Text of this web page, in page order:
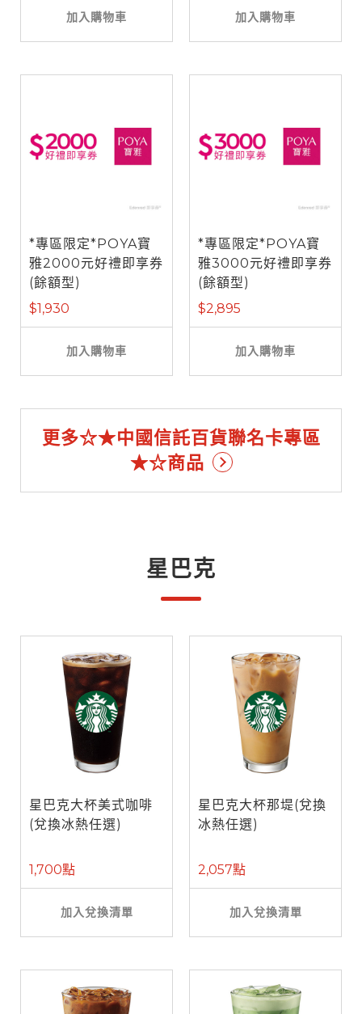
加入購物車 加入購物車
*專區限定*POYA寶
雅2000元好禮即享券
(餘額型)
$1,930
加入購物車
*專區限定*POYA寶
雅3000元好禮即享券
(餘額型)
$2,895
加入購物車
更多☆★中國信託百貨聯名卡專區
★☆商品
星巴克
星巴克大杯美式咖啡
(兌換冰熱任選)
1,700點
加入兌換清單
星巴克大杯那堤(兌換
冰熱任選)
2,057點
加入兌換清單